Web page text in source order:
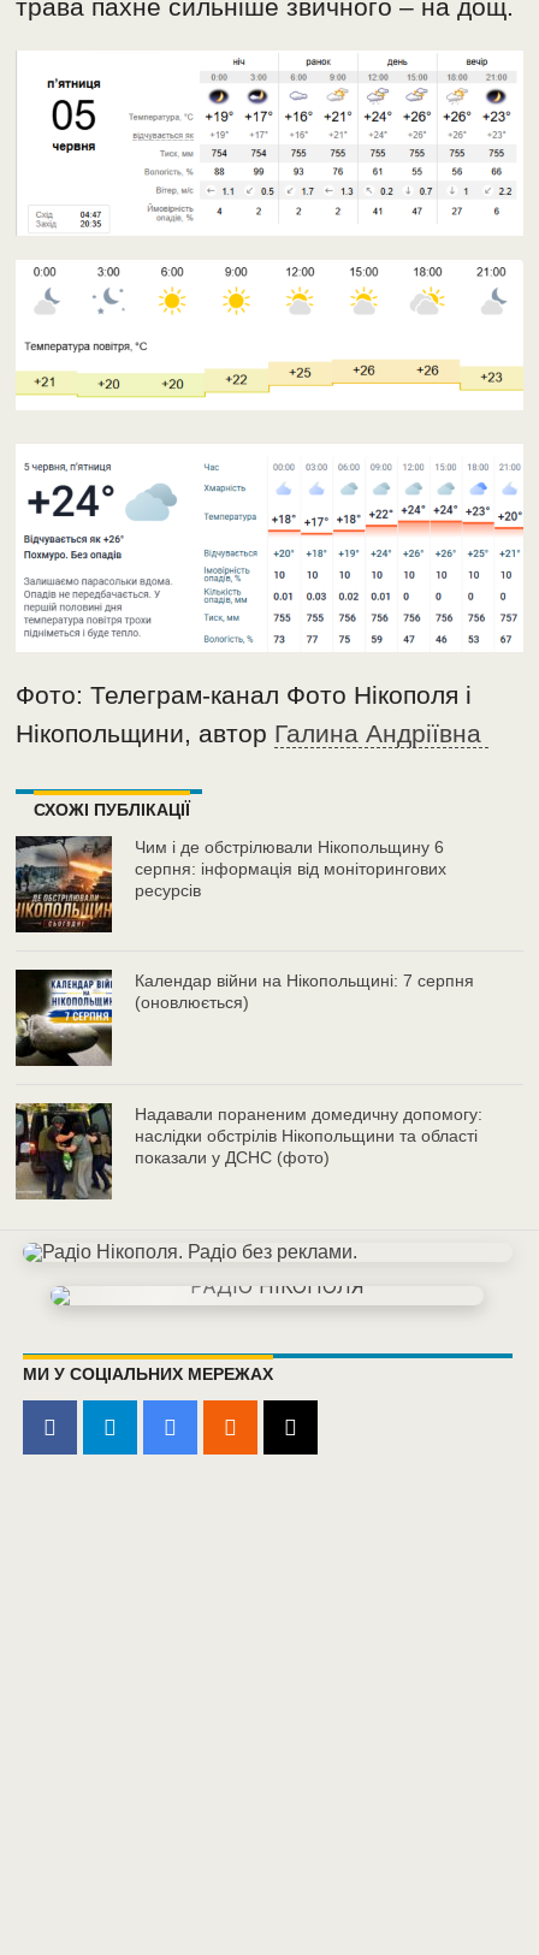
трава пахне сильніше звичного – на дощ.
Фото: Телеграм-канал Фото Нікополя і
Нікопольщини, автор Галина Андріївна
СХОЖІ ПУБЛІКАЦІЇ
Чим і де обстрілювали Нікопольщину 6
серпня: інформація від моніторингових
ресурсів
Календар війни на Нікопольщині: 7 серпня
(оновлюється)
Надавали пораненим домедичну допомогу:
наслідки обстрілів Нікопольщини та області
показали у ДСНС (фото)
МИ У СОЦІАЛЬНИХ МЕРЕЖАХ